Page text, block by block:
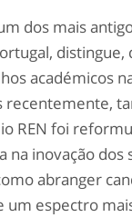
dos mais
distingue,
académicos
recentemente,
REN foi
na inovação dos
abranger
espectro